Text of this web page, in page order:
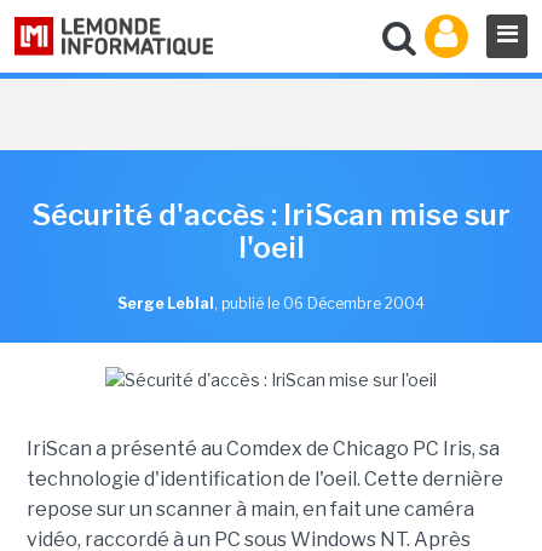
Sécurité d'accès : IriScan mise sur
l'oeil
Serge Leblal , publié le 06 Décembre 2004
IriScan a présenté au Comdex de Chicago PC Iris, sa
technologie d'identification de l'oeil. Cette dernière
repose sur un scanner à main, en fait une caméra
vidéo, raccordé à un PC sous Windows NT. Après